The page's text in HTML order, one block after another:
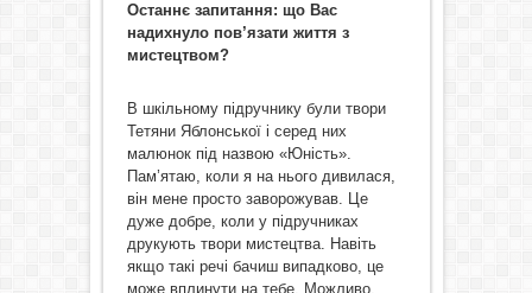
Останнє запитання: що Вас
надихнуло пов’язати життя з
мистецтвом?
В шкільному підручнику були твори
Тетяни Яблонської і серед них
малюнок під назвою «Юність».
Пам’ятаю, коли я на нього дивилася,
він мене просто заворожував. Це
дуже добре, коли у підручниках
друкують твори мистецтва. Навіть
якщо такі речі бачиш випадково, це
може вплинути на тебе. Можливо,